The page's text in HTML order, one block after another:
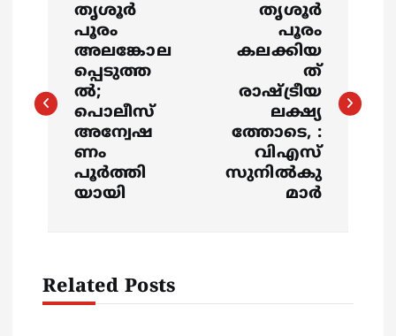
s
t
തൃശൂർ
പൂരം
അലങ്കോല
പ്പെടുത്ത
ൽ;
പൊലീസ്
അന്വേഷ
ണം
പൂർത്തി
യായി
തൃശൂര്‍
പൂരം
കലക്കിയ
ത്
രാഷ്ട്രീയ
ലക്ഷ്യ
ത്തോടെ, :
വിഎസ്
സുനില്‍കു
മാര്‍
Related Posts